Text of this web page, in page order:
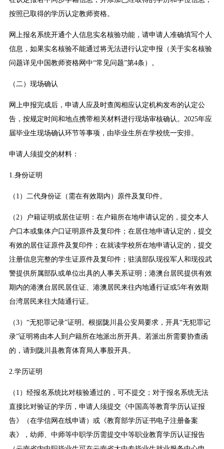
按照已取得的学历认定教师资格。
网上报名系统开通个人信息实名核验功能，请申请人准确填写个人
信息，如果实名核验不能通过将无法进行认定申报（关于实名核验
问题详见中国教师资格网中“常见问题”第4条）。
（二）现场确认
网上申报完成后，申请人应及时查阅相应认定机构发布的认定公
告，按规定时间和地点携带相关材料进行现场审核确认。2025年应
届毕业生现场确认环节等事项，由毕业生所在学校统一安排。
申请人须提交的材料：
1.身份证明
（1）二代身份证（需在有效期内）原件及复印件。
（2）户籍证明或居住证明：在户籍所在地申请认定的，提交本人
户口本或集体户口证明原件及复印件；在居住地申请认定的，提交
有效的居住证原件及复印件；在就读学校所在地申请认定的，提交
注册信息完整的学生证原件及复印件；驻滇部队现役军人和现役武
警提供所属部队或单位出具的人事关系证明；港澳台居民提供有效
期内的港澳台居民居住证、港澳居民来往内地通行证或5年有效期
台湾居民来往大陆通行证。
（3）“无犯罪记录”证明。根据陇川县公安局要求，开具“无犯罪记
录”证明将由本人到户籍所在地派出所开具。若派出所需要协查函
的，请到陇川县教育体育局人事股开具。
2.学历证明
（1）经报名系统比对核验通过的，可不提交；对于报名系统无法
直接比对验证的学历，申请人须提交《中国高等教育学历认证报
告》（在学信网在线申请）或《教育部学历证书电子注册备案
表》，幼师、中师等中职学历需提交中等职业教育学历认证报告